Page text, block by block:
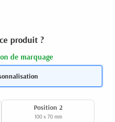
produit ?
de marquage
Position 2
100 x 70 mm